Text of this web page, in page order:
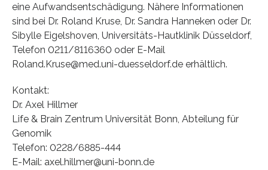
eine Aufwandsentschädigung. Nähere Informationen
sind bei Dr. Roland Kruse, Dr. Sandra Hanneken oder Dr.
Sibylle Eigelshoven, Universitäts-Hautklinik Düsseldorf,
Telefon 0211/8116360 oder E-Mail
Roland.Kruse@med.uni-duesseldorf.de erhältlich.
Kontakt:
Dr. Axel Hillmer
Life & Brain Zentrum Universität Bonn, Abteilung für
Genomik
Telefon: 0228/6885-444
E-Mail: axel.hillmer@uni-bonn.de